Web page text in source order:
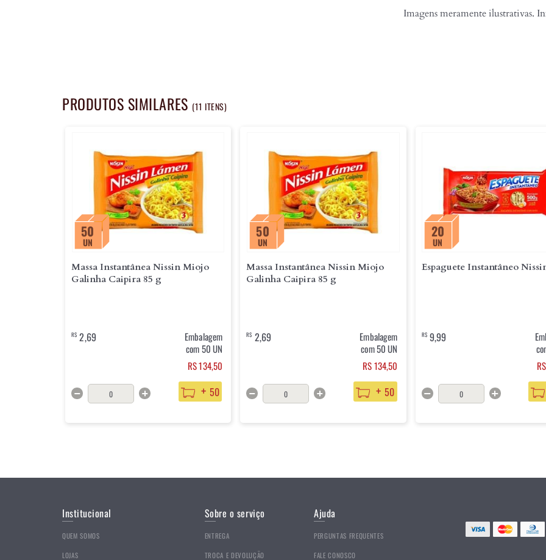
Imagens meramente ilustrativas.
PRODUTOS SIMILARES (11 ITENS)
50
UN
Massa Instantânea Nissin Miojo
Galinha Caipira 85 g
R$ 2,69
Embalagem
com 50 UN
RS 134,50
+ 50
50
UN
Massa Instantânea Nissin Miojo
Galinha Caipira 85 g
R$ 2,69
Embalagem
com 50 UN
RS 134,50
+ 50
20
UN
R$9,99
Institucional
QUEM SOMOS
LOJAS
Sobre o serviço
ENTREGA
TROCA E DEVOLUÇÃO
Ajuda
PERGUNTAS FREQUENTES
FALE CONOSCO